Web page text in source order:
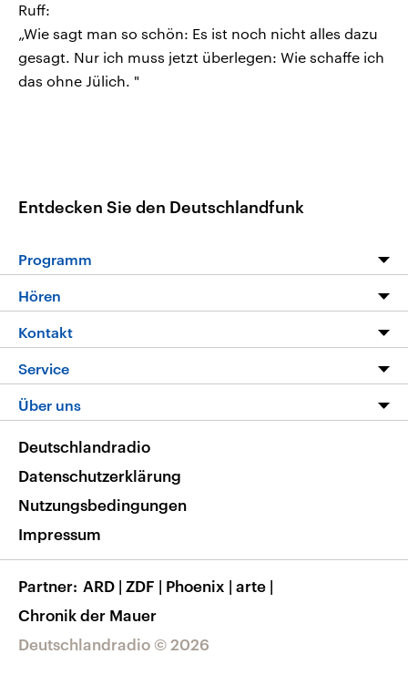
Ruff:
„Wie sagt man so schön: Es ist noch nicht alles dazu
gesagt. Nur ich muss jetzt überlegen: Wie schaffe ich
das ohne Jülich. "
Entdecken Sie den Deutschlandfunk
Programm
Programm
Die Nachrichten
Nachrichtenleicht
Neue Beiträge auf dlf.de
Hören
Livestream
Podcasts
Deutschlandfunk App
Nachrichten App
Frequenzen
Kontakt
Hörerservice
Service
FAQ
Veranstaltungen
Musikliste
RSS
Über uns
Barrierefreiheit
Deutschlandradio © 2026
Deutschlandradio
Datenschutzerklärung
Nutzungsbedingungen
Impressum
Partner ARD | ZDF | Phoenix | arte |
Chronik der Mauer